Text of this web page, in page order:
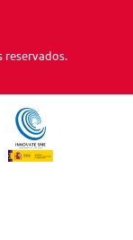
reservados.